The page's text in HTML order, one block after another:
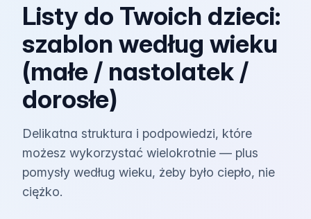
Listy do Twoich dzieci:
szablon według wieku
(małe / nastolatek /
dorosłe)
Delikatna struktura i podpowiedzi, które
możesz wykorzystać wielokrotnie — plus
pomysły według wieku, żeby było ciepło, nie
ciężko.